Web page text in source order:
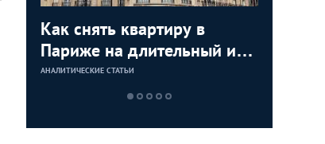
Как снять квартиру в
Париже на длительный или
короткий срок
АНАЛИТИЧЕСКИЕ СТАТЬИ